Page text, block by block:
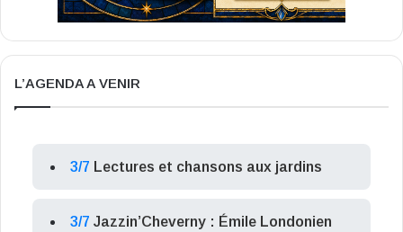
L’AGENDA A VENIR
3/7 Lectures et chansons aux jardins
3/7 Jazzin’Cheverny : Émile Londonien